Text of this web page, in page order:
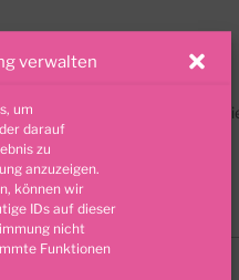
verwalten
um
darauf
zu
anzuzeigen.
können wir
IDs auf dieser
nicht
Funktionen
gebacken. Hier für nehmen